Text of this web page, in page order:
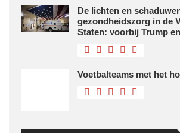
De lichten en
gezondheidszorg in de
Staten: voorbij Trump
Voetbalteams met het